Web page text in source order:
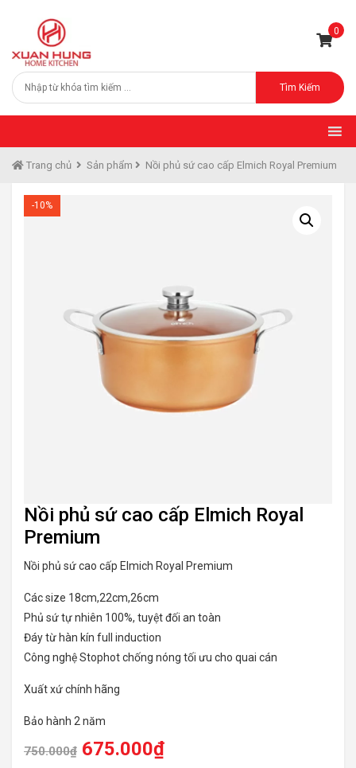
0
Tìm Kiếm
Trang chủ Sản phẩm Nồi phủ sứ cao cấp Elmich Royal Premium
-10%
Nồi phủ sứ cao cấp Elmich Royal
Premium
Nồi phủ sứ cao cấp Elmich Royal Premium
Các size 18cm,22cm,26cm
Phủ sứ tự nhiên 100%, tuyệt đối an toàn
Đáy từ hàn kín full induction
Công nghệ Stophot chống nóng tối ưu cho quai cán
Xuất xứ chính hãng
Bảo hành 2 năm
750.000₫ 675.000₫